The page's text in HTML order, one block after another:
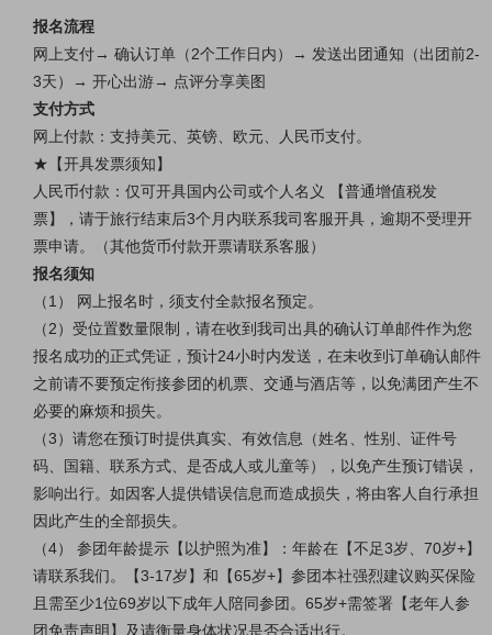
报名流程
网上支付→ 确认订单（2个工作日内）→ 发送出团通知（出团前2-
3天）→ 开心出游→ 点评分享美图
支付方式
网上付款：支持美元、英镑、欧元、人民币支付。
★【开具发票须知】
人民币付款：仅可开具国内公司或个人名义 【普通增值税发
票】，请于旅行结束后3个月内联系我司客服开具，逾期不受理开
票申请。（其他货币付款开票请联系客服）
报名须知
（1） 网上报名时，须支付全款报名预定。
（2）受位置数量限制，请在收到我司出具的确认订单邮件作为您
报名成功的正式凭证，预计24小时内发送，在未收到订单确认邮件
之前请不要预定衔接参团的机票、交通与酒店等，以免满团产生不
必要的麻烦和损失。
（3）请您在预订时提供真实、有效信息（姓名、性别、证件号
码、国籍、联系方式、是否成人或儿童等），以免产生预订错误，
影响出行。如因客人提供错误信息而造成损失，将由客人自行承担
因此产生的全部损失。
（4） 参团年龄提示【以护照为准】：年龄在【不足3岁、70岁+】
请联系我们。【3-17岁】和【65岁+】参团本社强烈建议购买保险
且需至少1位69岁以下成年人陪同参团。65岁+需签署【老年人参
团免责声明】及请衡量身体状况是否合适出行。